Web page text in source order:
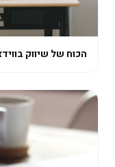
הכוח של שיווק